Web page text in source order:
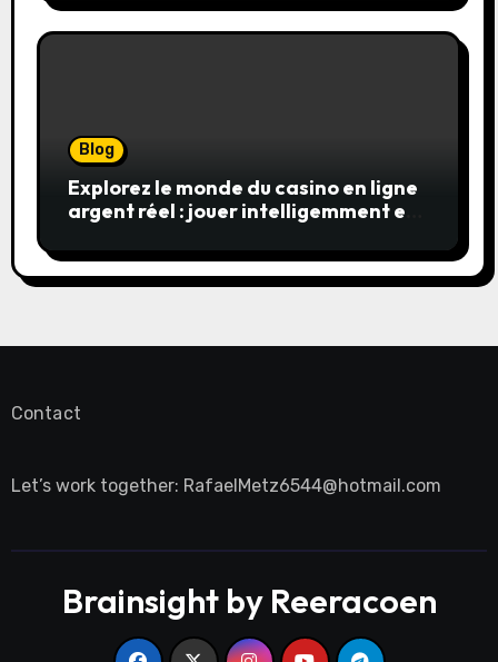
Blog
Explorez le monde du casino en ligne
argent réel : jouer intelligemment et
Contact
Let’s work together: RafaelMetz6544@hotmail.com
Brainsight by Reeracoen